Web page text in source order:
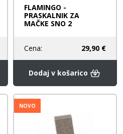
FLAMINGO -
PRASKALNIK ZA
MAČKE SNO 2
Cena: 29,90 €
Dodaj v košarico
NOVO